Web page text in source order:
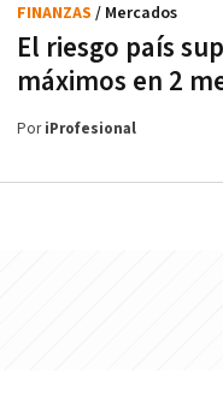
El riesgo país
máximos en 2
FINANZAS / Mercados
PoriProfesional